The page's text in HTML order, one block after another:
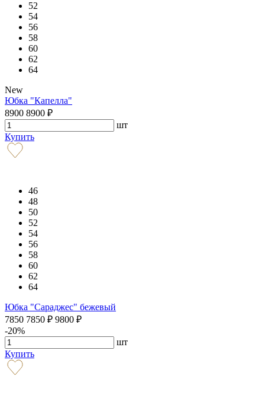
52
54
56
58
60
62
64
New
Юбка "Капелла"
8900 8900 ₽
шт
Купить
46
48
50
52
54
56
58
60
62
64
Юбка "Сараджес" бежевый
7850 7850 ₽ 9800 ₽
-20%
шт
Купить